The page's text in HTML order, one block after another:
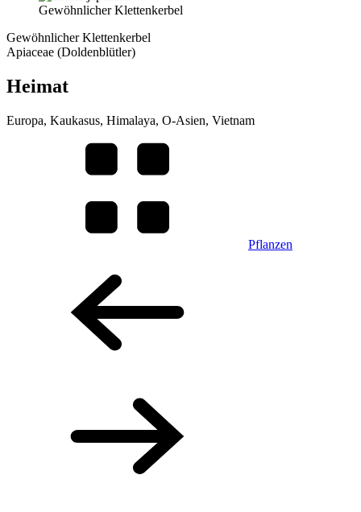
Gewöhnlicher Klettenkerbel
Gewöhnlicher Klettenkerbel
Apiaceae (Doldenblütler)
Heimat
Europa, Kaukasus, Himalaya, O-Asien, Vietnam
Pflanzen